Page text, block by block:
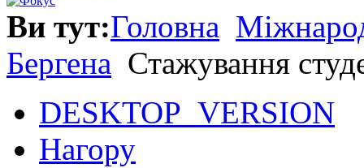
Ви тут:Головна
Бергена Стажування
DESKTOP_VERSION
Нагору